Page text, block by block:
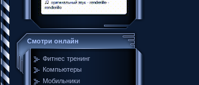
Смотри онлайн
Фитнес тренинг
Компьютеры
Мобильники